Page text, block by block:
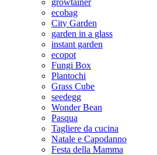
growtainer
ecobag
City Garden
garden in a glass
instant garden
ecopot
Fungi Box
Plantochi
Grass Cube
seedegg
Wonder Bean
Pasqua
Tagliere da cucina
Natale e Capodanno
Festa della Mamma